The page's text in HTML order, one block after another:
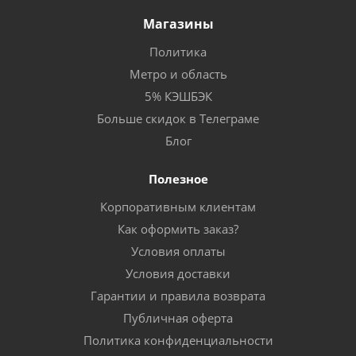
Магазины
Политика
Метро и область
5% КЭШБЭК
Больше скидок в Телеграме
Блог
Полезное
Корпоративным клиентам
Как оформить заказ?
Условия оплаты
Условия доставки
Гарантии и правила возврата
Публичная оферта
Политика конфиденциальности